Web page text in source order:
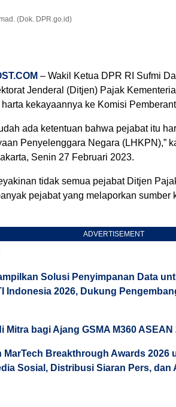
(Dok. DPR.go.id)
– Wakil Ketua DPR RI Sufmi
Jenderal (Ditjen) Pajak
kekayaannya ke Komisi
ada ketentuan bahwa pejabat itu
Penyelenggara Negara (LHKPN),”
Senin 27 Februari 2023.
tidak semua pejabat Ditjen
pejabat yang melaporkan sumber
ADVERTISEMENT
Solusi Penyimpanan Data
Indonesia 2026, Dukung
Mitra bagi Ajang GSMA M360 ASEAN
MarTech Breakthrough Awards 2026
Sosial, Distribusi Siaran Pers, dan